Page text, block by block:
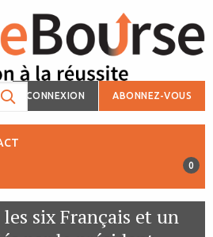
CONNEXION ABONNEZ-VOUS
0
six Français et un